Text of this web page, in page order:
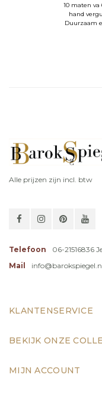
10 maten va
hand
Duurzaam
Alle prijzen zijn incl. btw
Telefoon
06-21516836
Mail
KLANTENSERVICE
BEKIJK ONZE
MIJN ACCOUNT